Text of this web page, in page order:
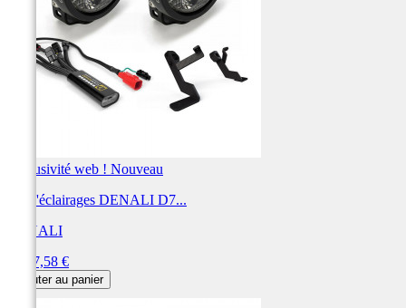
Exclusivité web ! Nouveau
Kit d'éclairages DENALI D7...
DENALI
1 347,58 €
Ajouter au panier